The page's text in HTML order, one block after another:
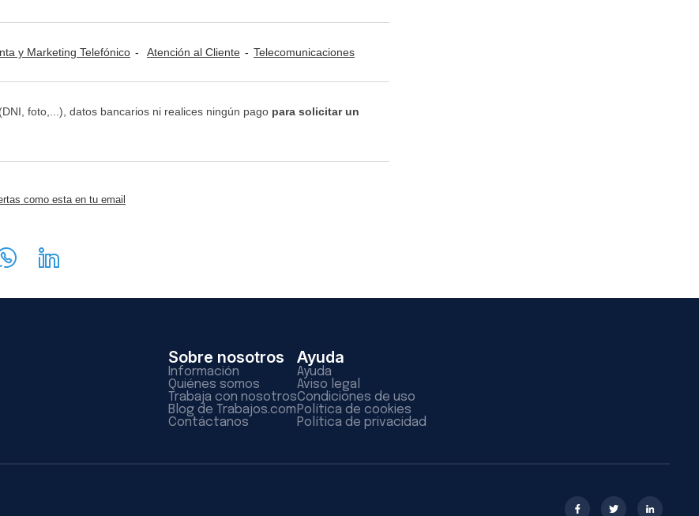
y Marketing Telefónico Atención al Cliente Telecomunicaciones
(DNI, foto,...), datos bancarios ni realices ningún pago para solicitar un
como esta en tu email
Sobre nosotros
Información
Quiénes somos
Trabaja con nosotros
Blog de Trabajos.com
Contáctanos
Ayuda
Ayuda
Aviso legal
Condiciones de uso
Política de cookies
Política de privacidad